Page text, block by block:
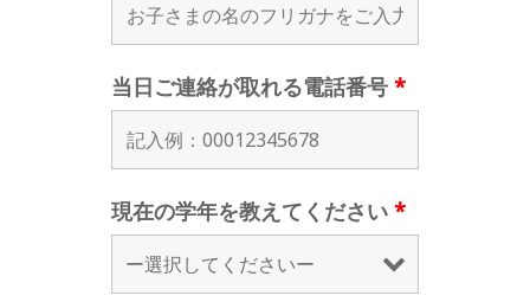
当日ご連絡が取れる電話番号 *
現在の学年を教えてください *